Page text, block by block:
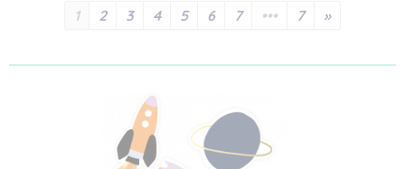
1 2 3 4 5 6 7 ••• 7 »